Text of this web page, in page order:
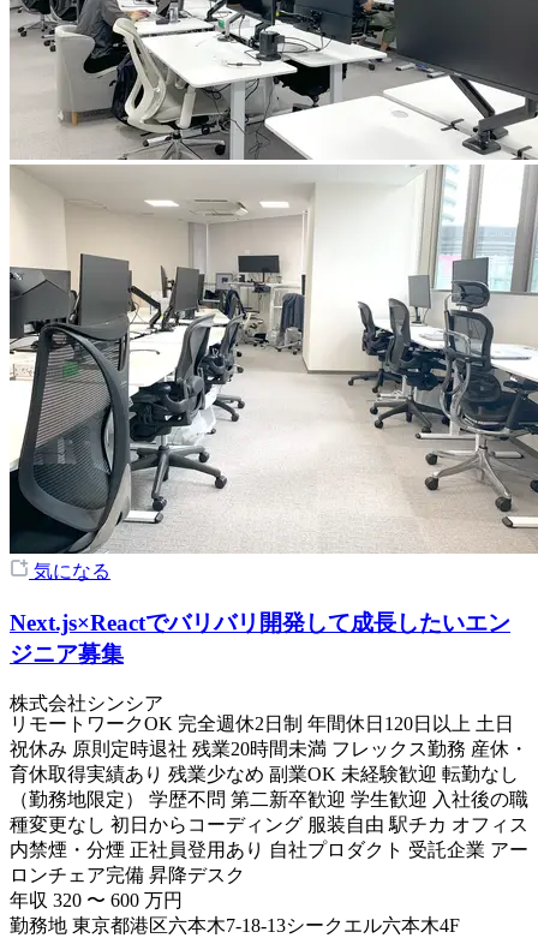
気になる
Next.js×Reactでバリバリ開発して成長したいエン
ジニア募集
株式会社シンシア
リモートワークOK 完全週休2日制 年間休日120日以上 土日
祝休み 原則定時退社 残業20時間未満 フレックス勤務 産休・
育休取得実績あり 残業少なめ 副業OK 未経験歓迎 転勤なし
（勤務地限定） 学歴不問 第二新卒歓迎 学生歓迎 入社後の職
種変更なし 初日からコーディング 服装自由 駅チカ オフィス
内禁煙・分煙 正社員登用あり 自社プロダクト 受託企業 アー
ロンチェア完備 昇降デスク
年収 320 〜 600 万円
勤務地 東京都港区六本木7-18-13シークエル六本木4F